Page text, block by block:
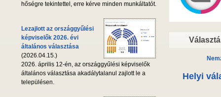
hőségre tekintettel, erre kérve minden munkáltatót.
Lezajlott az országgyűlési
képviselők 2026. évi
általános választása
(2026.04.15.)
2026. április 12-én, az országgyűlési képviselők
általános választása akadálytalanul zajlott le a
településen.
Helyi